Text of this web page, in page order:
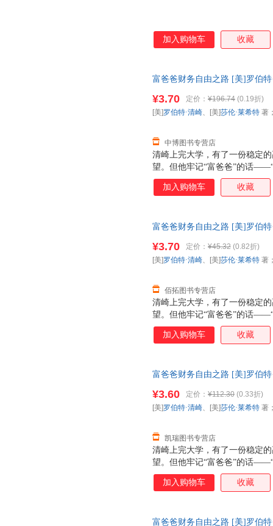
加入购物车 收藏
富爸爸财务自由之路 [美]罗伯
清崎上完大学，有了一份稳定
望。但他牢记“富爸爸”的话
由”，于是他毅然辞去工作，走
自由。从此，他再也不必朝九
人，只有具备投资人和企业主
自由之路（财商教育版）》更
路。
¥3.70 定价： ¥196.74 (0.19折)
中博图书专营店
[美]罗伯特·清崎、[美]莎伦·莱希特 著
加入购物车 收藏
富爸爸财务自由之路 [美]罗伯
清崎上完大学，有了一份稳定
望。但他牢记“富爸爸”的话
由”，于是他毅然辞去工作，走
自由。从此，他再也不必朝九
人，只有具备投资人和企业主
自由之路（财商教育版）》更
路。
¥3.70 定价： ¥45.32 (0.82折)
佰拓图书专营店
[美]罗伯特·清崎、[美]莎伦·莱希特 著
加入购物车 收藏
富爸爸财务自由之路 [美]罗伯
清崎上完大学，有了一份稳定
望。但他牢记“富爸爸”的话
由”，于是他毅然辞去工作，走
自由。从此，他再也不必朝九
人，只有具备投资人和企业主
¥3.60 定价： ¥112.30 (0.33折)
凯瑞图书专营店
[美]罗伯特·清崎、[美]莎伦·莱希特 著
加入购物车 收藏
富爸爸财务自由之路 [美]罗伯